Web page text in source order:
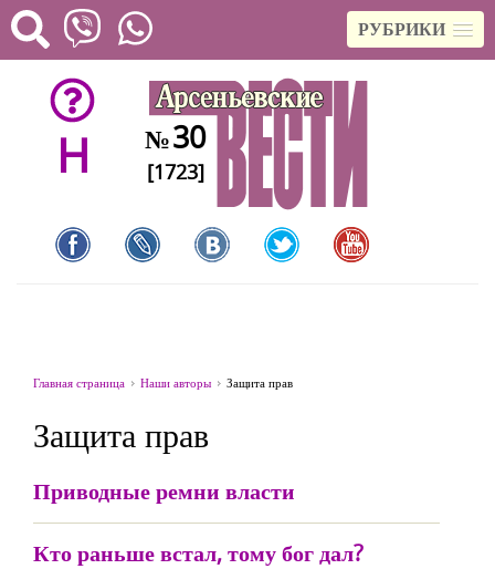
РУБРИКИ
H №30
[1723]
Главная страница Наши авторы Защита прав
Защита прав
Приводные ремни власти
Кто раньше встал, тому бог дал?